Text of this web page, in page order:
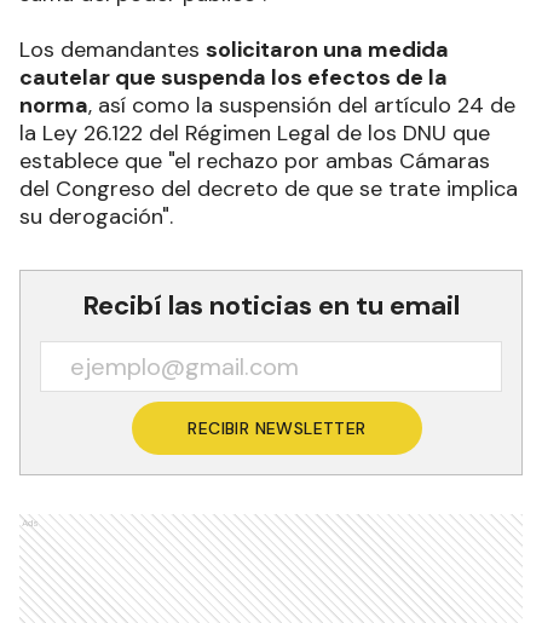
Los demandantes solicitaron una medida
cautelar que suspenda los efectos de la
norma, así como la suspensión del artículo 24 de
la Ley 26.122 del Régimen Legal de los DNU que
establece que "el rechazo por ambas Cámaras
del Congreso del decreto de que se trate implica
su derogación".
Recibí las noticias en tu email
RECIBIR NEWSLETTER
Ads